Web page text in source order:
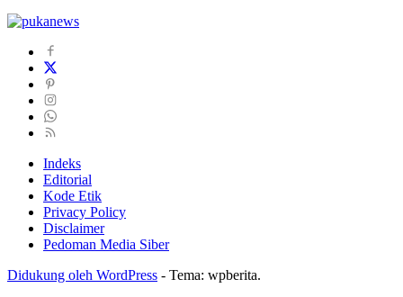
Indeks
Editorial
Kode Etik
Privacy Policy
Disclaimer
Pedoman Media Siber
Didukung oleh WordPress - Tema: wpberita.